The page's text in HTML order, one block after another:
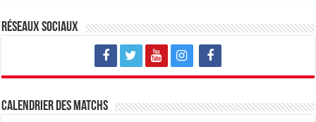
Réseaux sociaux
Calendrier des matchs